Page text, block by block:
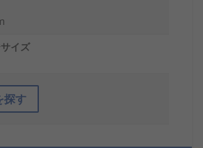
イズ
探す